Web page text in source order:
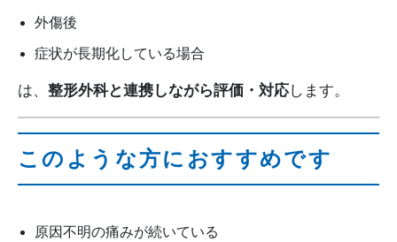
外傷後
症状が長期化している場合
は、 整形外科と連携しながら評価・対応します。
このような方におすすめです
原因不明の痛みが続いている